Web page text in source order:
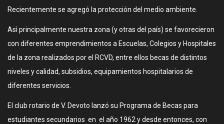
Recientemente se agregó la protección del medio ambiente.
Asì principalmente nuestra zona (y otras del país) se favorecieron
con diferentes emprendimientos a Escuelas, Colegios y Hospitales
de la zona realizados por el RCVD, entre ellos becas de distintos
niveles y calidad, subsidios, equipamientos hospitalarios de
diferentes servicios.
El club rotario de V. Devoto lanzó su Programa de Becas para
estudiantes secundarios en el año 1962 y desde entonces, con